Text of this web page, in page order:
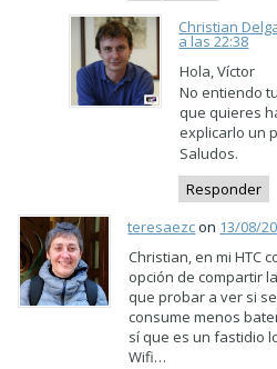
Christian
a las 22:38
Hola, Víctor
No entiendo
que quieres
explicarlo un
Saludos.
Responder
teresaezcon 13/08/
Christian, en mi HTC
opción de compartir
que probar a ver si
consume menos
sí que es un fastidio
Wifi…